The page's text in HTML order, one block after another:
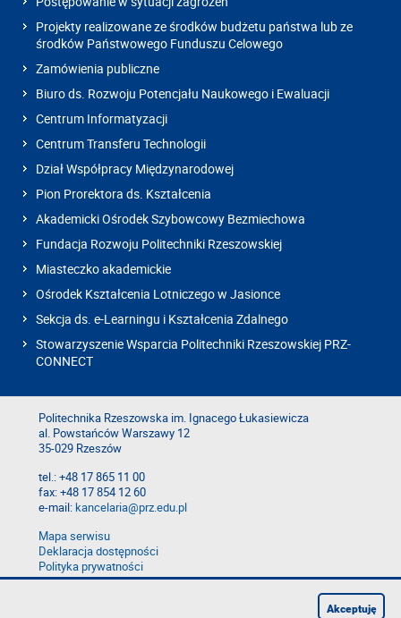
Projekty realizowane ze środków budżetu państwa lub ze
środków Państwowego Funduszu Celowego
Zamówienia publiczne
Biuro ds. Rozwoju Potencjału Naukowego i Ewaluacji
Centrum Informatyzacji
Centrum Transferu Technologii
Dział Współpracy Międzynarodowej
Pion Prorektora ds. Kształcenia
Akademicki Ośrodek Szybowcowy Bezmiechowa
Fundacja Rozwoju Politechniki Rzeszowskiej
Miasteczko akademickie
Ośrodek Kształcenia Lotniczego w Jasionce
Sekcja ds. e-Learningu i Kształcenia Zdalnego
Stowarzyszenie Wsparcia Politechniki Rzeszowskiej PRZ-
CONNECT
Politechnika Rzeszowska im. Ignacego Łukasiewicza
al. Powstańców Warszawy 12
35-029 Rzeszów
tel.: +48 17 865 11 00
fax: +48 17 854 12 60
e-mail:kancelaria@prz.edu.pl
Mapa serwisu
Deklaracja dostępności
Polityka prywatności
Zgłoś błąd na stronie
Akceptuję